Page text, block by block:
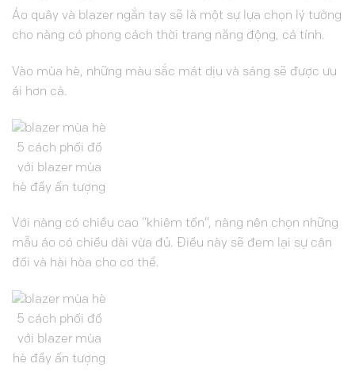
Áo quây và blazer ngắn tay sẽ là một sự lựa chọn lý tưởng
cho nàng có phong cách thời trang năng động, cá tính.
Vào mùa hè, những màu sắc mát dịu và sáng sẽ được ưu
ái hơn cả.
5 cách phối đồ
với blazer mùa
hè đầy ấn tượng
Với nàng có chiều cao “khiêm tốn”, nàng nên chọn những
mẫu áo có chiều dài vừa đủ. Điều này sẽ đem lại sự cân
đối và hài hòa cho cơ thể.
5 cách phối đồ
với blazer mùa
hè đầy ấn tượng